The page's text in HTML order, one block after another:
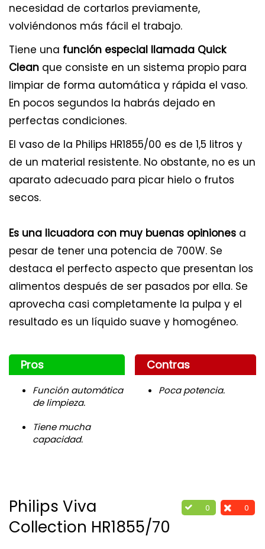
necesidad de cortarlos previamente,
volviéndonos más fácil el trabajo.
Tiene una función especial llamada Quick
Clean que consiste en un sistema propio para
limpiar de forma automática y rápida el vaso.
En pocos segundos la habrás dejado en
perfectas condiciones.
El vaso de la Philips HR1855/00 es de 1,5 litros y
de un material resistente. No obstante, no es un
aparato adecuado para picar hielo o frutos
secos.
Es una licuadora con muy buenas opiniones a
pesar de tener una potencia de 700W. Se
destaca el perfecto aspecto que presentan los
alimentos después de ser pasados por ella. Se
aprovecha casi completamente la pulpa y el
resultado es un líquido suave y homogéneo.
Pros
Función automática
de limpieza.
Tiene mucha
capacidad.
Contras
Poca potencia.
0 0
Philips Viva
Collection HR1855/70